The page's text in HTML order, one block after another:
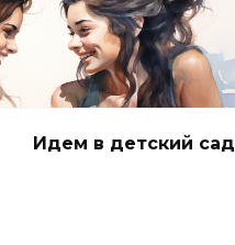
Идем в детский сад